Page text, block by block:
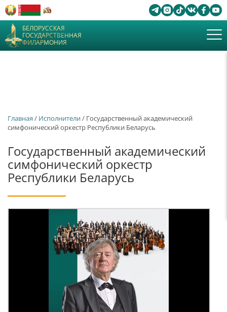
БЕЛОРУССКАЯ
ГОСУДАРСТВЕННАЯ
ФИЛАРМОНИЯ
Главная / Исполнители/ Государственный академический
симфонический оркестр Республики Беларусь
Государственный академический
симфонический оркестр
Республики Беларусь